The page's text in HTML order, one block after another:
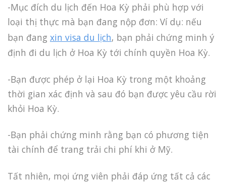
-Mục đích du lịch đến Hoa Kỳ phải phù hợp với
loại thị thực mà bạn đang nộp đơn: Ví dụ: nếu
bạn đang xin visa du lịch, bạn phải chứng minh ý
định đi du lịch ở Hoa Kỳ tới chính quyền Hoa Kỳ.
-Bạn được phép ở lại Hoa Kỳ trong một khoảng
thời gian xác định và sau đó bạn được yêu cầu rời
khỏi Hoa Kỳ.
-Bạn phải chứng minh rằng bạn có phương tiện
tài chính để trang trải chi phí khi ở Mỹ.
Tất nhiên, mọi ứng viên phải đáp ứng tất cả các